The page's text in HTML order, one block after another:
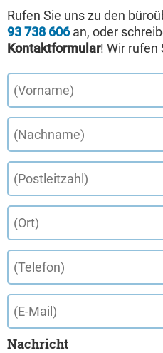
Rufen Sie uns zu den
93 738 606an, oder
Kontaktformular! Wir rufen
Nachricht